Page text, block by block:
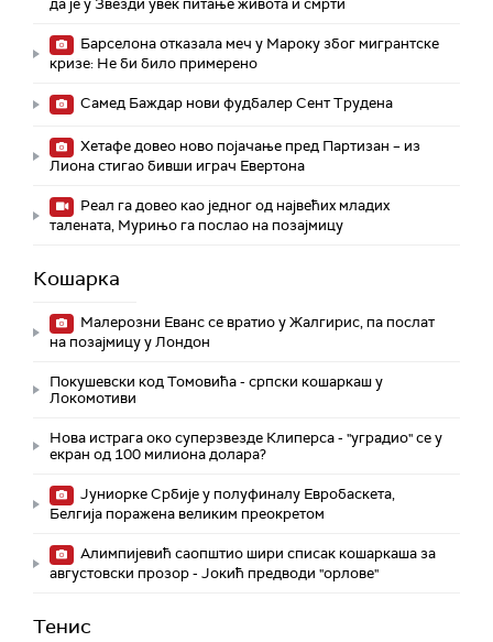
да је у Звезди увек питање живота и смрти
Барселона отказала меч у Мароку због мигрантске
кризе: Не би било примерено
Самед Баждар нови фудбалер Сент Трудена
Хетафе довео ново појачање пред Партизан – из
Лиона стигао бивши играч Евертона
Реал га довео као једног од највећих младих
талената, Мурињо га послао на позајмицу
Кошарка
Малерозни Еванс се вратио у Жалгирис, па послат
на позајмицу у Лондон
Покушевски код Томовића - српски кошаркаш у
Локомотиви
Нова истрага око суперзвезде Клиперса - "уградио" се у
екран од 100 милиона долара?
Јуниорке Србије у полуфиналу Евробаскета,
Белгија поражена великим преокретом
Алимпијевић саопштио шири списак кошаркаша за
августовски прозор - Јокић предводи "орлове"
Тенис